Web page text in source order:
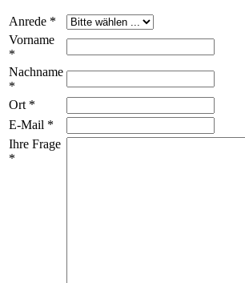
Anrede *
Vorname
*
Nachname
*
Ort *
E-Mail *
Ihre Frage
*